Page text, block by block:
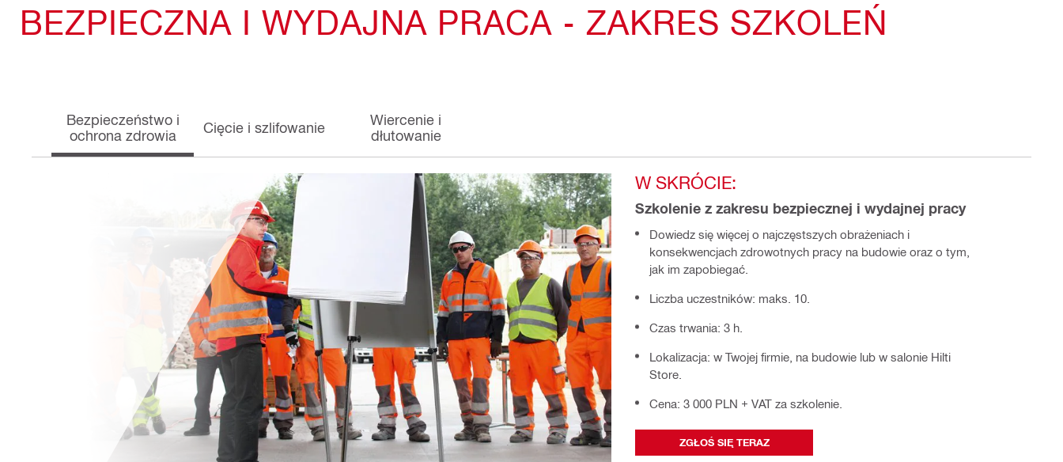
BEZPIECZNA I WYDAJNA PRACA - ZAKRES SZKOLEŃ
Bezpieczeństwo i
ochrona zdrowia
Cięcie i szlifowanie
Wiercenie i
dłutowanie
W SKRÓCIE:
Szkolenie z zakresu bezpiecznej i wydajnej pracy
Dowiedz się więcej o najczęstszych obrażeniach i
konsekwencjach zdrowotnych pracy na budowie oraz o tym,
jak im zapobiegać.
Liczba uczestników: maks. 10.
Czas trwania: 3 h.
Lokalizacja: w Twojej firmie, na budowie lub w salonie Hilti
Store.
Cena: 3 000 PLN + VAT za szkolenie.
ZGŁOŚ SIĘ TERAZ